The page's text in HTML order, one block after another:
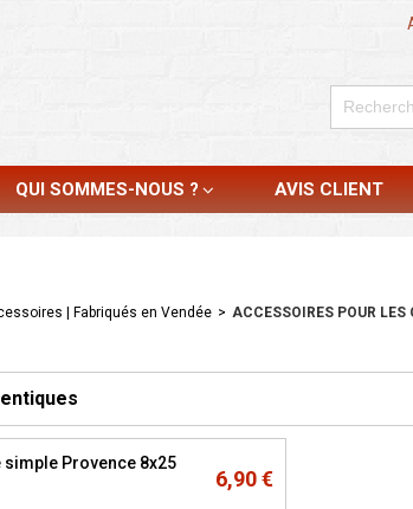
QUI SOMMES-NOUS ? AVIS CLIENT
| Fabriqués en Vendée > ACCESSOIRES POUR LES
simple Provence 8x25
6,90 €